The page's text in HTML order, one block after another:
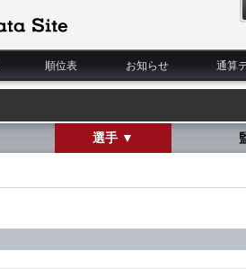
順位表 お知らせ 通算
選手 ▼